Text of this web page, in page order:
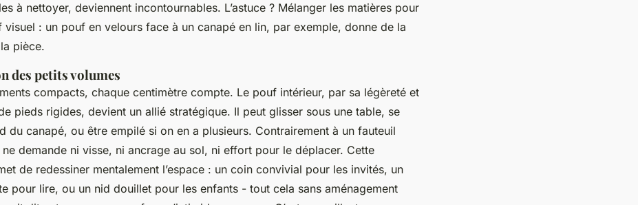
à nettoyer, deviennent incontournables. L’astuce ? Mélanger les matières pour
visuel : un pouf en velours face à un canapé en lin, par exemple, donne de la
pièce.
des petits volumes
compacts, chaque centimètre compte. Le pouf intérieur, par sa légèreté et
pieds rigides, devient un allié stratégique. Il peut glisser sous une table, se
du canapé, ou être empilé si on en a plusieurs. Contrairement à un fauteuil
demande ni visse, ni ancrage au sol, ni effort pour le déplacer. Cette
de redessiner mentalement l’espace : un coin convivial pour les invités, un
pour lire, ou un nid douillet pour les enfants - tout cela sans aménagement